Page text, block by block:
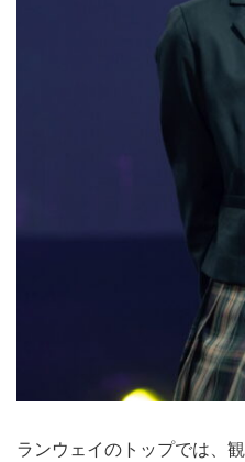
ランウェイのトップでは、